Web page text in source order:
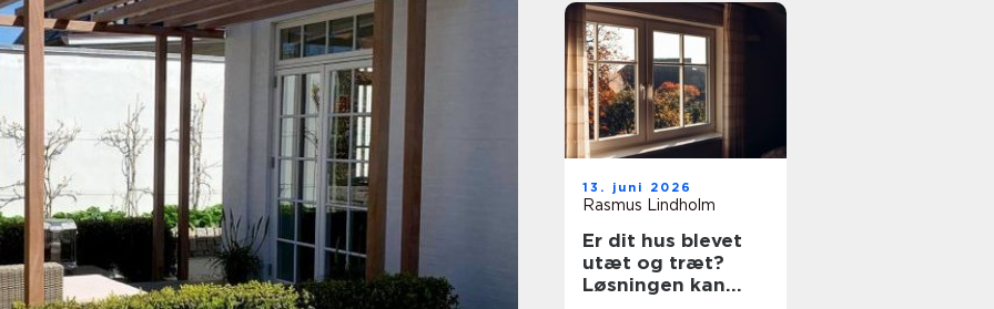
13. juni 2026
Rasmus Lindholm
Er dit hus blevet
utæt og træt?
Løsningen kan